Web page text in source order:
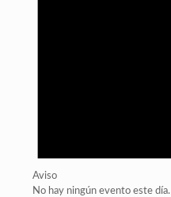
Aviso
No hay ningún evento este día.